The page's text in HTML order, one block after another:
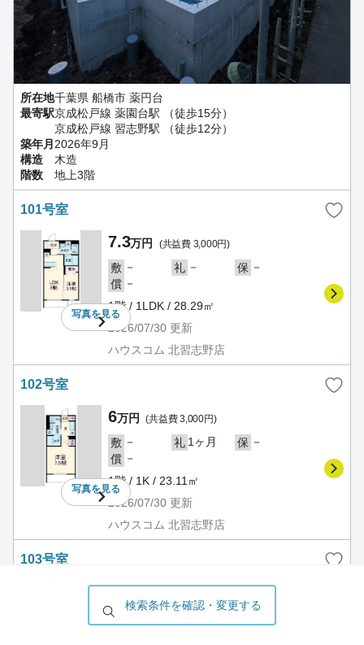
所在地千葉県 船橋市 薬円台
最寄駅京成松戸線 薬園台駅 （徒歩15分）
京成松戸線 習志野駅 （徒歩12分）
築年月 2026年9月
構造
木造
階数
地上3階
101号室
写真を見る
7.3万円 (共益費 3,000円)
敷 － 礼 － 保 －
償 －
1階 / 1LDK / 28.29㎡
2026/07/30 更新
ハウスコム 北習志野店
102号室
写真を見る
6万円 (共益費 3,000円)
敷 － 礼 1ヶ月 保 －
償 －
1階 / 1K / 23.11㎡
2026/07/30 更新
ハウスコム 北習志野店
103号室
7.3
敷
検索条件を確認・変更する